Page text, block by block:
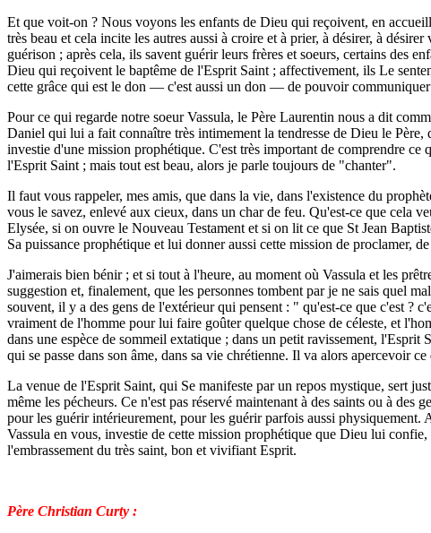
Et que voit-on ? Nous voyons les enfants de Dieu qui reçoivent, en
très beau et cela incite les autres aussi à croire et à prier, à désirer, à
guérison ; après cela, ils savent guérir leurs frères et soeurs, certains des
Dieu qui reçoivent le baptême de l'Esprit Saint ; affectivement, ils Le
cette grâce qui est le don — c'est aussi un don — de pouvoir
Pour ce qui regarde notre soeur Vassula, le Père Laurentin nous a dit
Daniel qui lui a fait connaître très intimement la tendresse de Dieu le
investie d'une mission prophétique. C'est très important de comprendre
l'Esprit Saint ; mais tout est beau, alors je parle toujours de "chanter".
Il faut vous rappeler, mes amis, que dans la vie, dans l'existence du
vous le savez, enlevé aux cieux, dans un char de feu. Qu'est-ce que cela
Elysée, si on ouvre le Nouveau Testament et si on lit ce que St Jean
Sa puissance prophétique et lui donner aussi cette mission de proclamer,
J'aimerais bien bénir ; et si tout à l'heure, au moment où Vassula et les
suggestion et, finalement, que les personnes tombent par je ne sais quel
souvent, il y a des gens de l'extérieur qui pensent : " qu'est-ce que c'est ?
vraiment de l'homme pour lui faire goûter quelque chose de céleste, et
dans une espèce de sommeil extatique ; dans un petit ravissement,
qui se passe dans son âme, dans sa vie chrétienne. Il va alors apercevoir
La venue de l'Esprit Saint, qui Se manifeste par un repos mystique, sert
même les pécheurs. Ce n'est pas réservé maintenant à des saints ou à
pour les guérir intérieurement, pour les guérir parfois aussi
Vassula en vous, investie de cette mission prophétique que Dieu lui
l'embrassement du très saint, bon et vivifiant Esprit.
Père Christian Curty :